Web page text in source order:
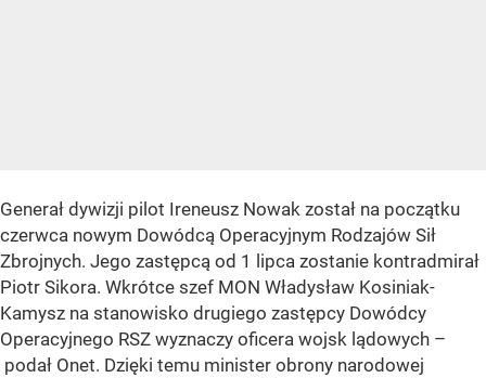
Generał dywizji pilot Ireneusz Nowak został na początku
czerwca nowym Dowódcą Operacyjnym Rodzajów Sił
Zbrojnych. Jego zastępcą od 1 lipca zostanie kontradmirał
Piotr Sikora. Wkrótce szef MON Władysław Kosiniak-
Kamysz na stanowisko drugiego zastępcy Dowódcy
Operacyjnego RSZ wyznaczy oficera wojsk lądowych –
podał Onet. Dzięki temu minister obrony narodowej